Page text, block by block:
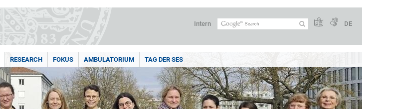
Intern DE
RESEARCH FOKUS AMBULATORIUM TAG DER SES